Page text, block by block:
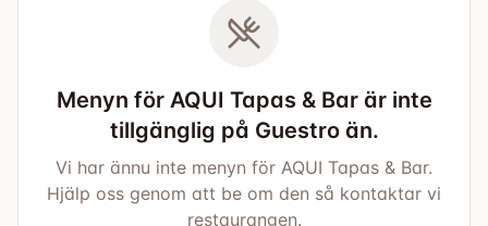
Menyn för AQUI Tapas & Bar är inte
tillgänglig på Guestro än.
Vi har ännu inte menyn för AQUI Tapas & Bar.
Hjälp oss genom att be om den så kontaktar vi
restaurangen.